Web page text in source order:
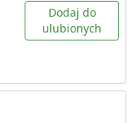
Dodaj do
ulubionych